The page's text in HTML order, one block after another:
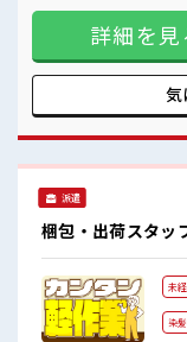
ーOKで自
本的に自
OK♪ ≪収
事です！ ■職場の雰囲気 “コジンマリ”が好きな方にもお勧
め！！ 少
自由！
詳細を見
気
派遣
梱包・出荷スタッ
未
染